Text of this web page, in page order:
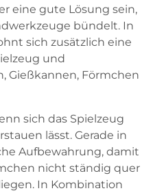
eine gute Lösung sein,
bündelt. In
sich zusätzlich eine
und
Gießkannen, Förmchen
sich das Spielzeug
lässt. Gerade in
Aufbewahrung, damit
nicht ständig quer
In Kombination